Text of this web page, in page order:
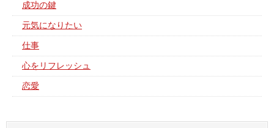
成功の鍵
元気になりたい
仕事
心をリフレッシュ
恋愛